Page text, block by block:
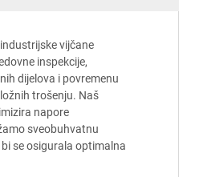
vijčane
inspekcije,
dijelova i povremenu
trošenju. Naš
napore
sveobuhvatnu
se osigurala optimalna